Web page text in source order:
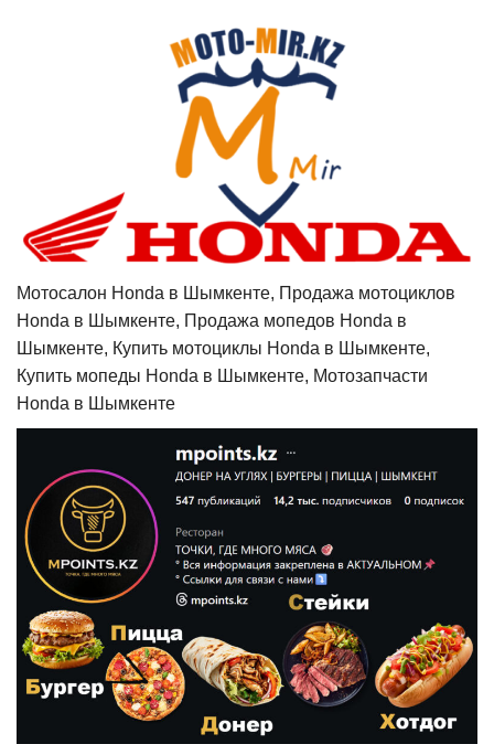
Мотосалон Honda в Шымкенте, Продажа мотоциклов
Honda в Шымкенте, Продажа мопедов Honda в
Шымкенте, Купить мотоциклы Honda в Шымкенте,
Купить мопеды Honda в Шымкенте, Мотозапчасти
Honda в Шымкенте